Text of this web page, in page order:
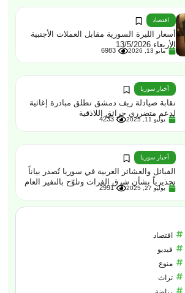
اقتصاد
أسعار الليرة السورية مقابل العملات الأجنبية
الأربعاء 13/5/2026
مايو 13, 2026 6983
أخبار سوريا
نقابة صيادلة ريف دمشق تطلق مبادرة إغاثية
لدعم متضرري حرائق اللاذقية
يوليو 11, 2025 4233
أخبار سوريا
القبائل والعشائر العربية في سوريا تُصدر بياناً
تحذيرياً بشأن شرق الفرات وتلوّح بالنفير العام
يوليو 27, 2025 2991
اقتصاد
فيديو
منوع
تراث